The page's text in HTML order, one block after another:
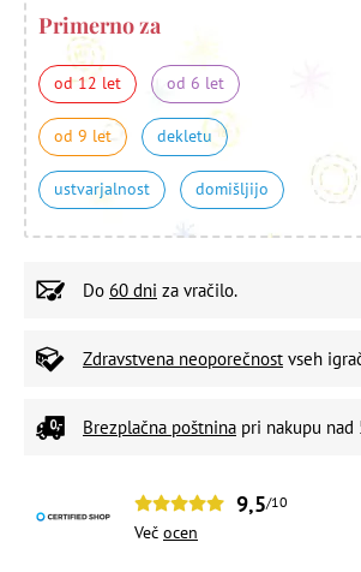
Primerno za
od 12 let od 6 let
od 9 let dekletu
ustvarjalnost domišljijo
Do 60 dni za vračilo.
Zdravstvena neoporečnost vseh
Brezplačna poštnina pri nakupu nad
9,5/10
Več ocen